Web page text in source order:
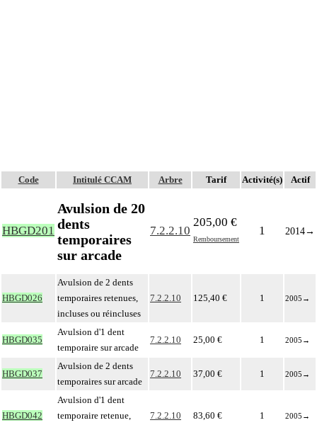
Code Intitulé CCAM Arbre Tarif Activité(s) Actif
HBGD201
Avulsion de 20
dents
temporaires
sur arcade
7.2.2.10
205,00 €
Remboursement
1 2014→
HBGD026
Avulsion de 2 dents
temporaires retenues,
incluses ou réincluses
7.2.2.10 125,40 € 1 2005 →
HBGD035
Avulsion d'1 dent
temporaire sur arcade
7.2.2.10 25,00 € 1 2005 →
HBGD037
Avulsion de 2 dents
temporaires sur arcade
7.2.2.10 37,00 € 1 2005 →
HBGD042
Avulsion d'1 dent
temporaire retenue,
7.2.2.10 83,60 € 1 2005 →